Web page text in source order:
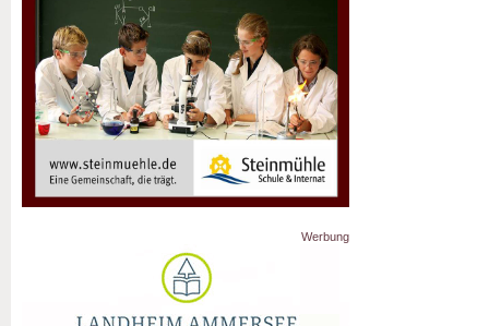
Werbung